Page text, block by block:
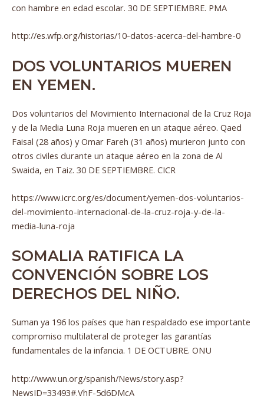
con hambre en edad escolar. 30 DE SEPTIEMBRE. PMA
http://es.wfp.org/historias/10-datos-acerca-del-hambre-0
DOS VOLUNTARIOS MUEREN
EN YEMEN.
Dos voluntarios del Movimiento Internacional de la Cruz Roja
y de la Media Luna Roja mueren en un ataque aéreo. Qaed
Faisal (28 años) y Omar Fareh (31 años) murieron junto con
otros civiles durante un ataque aéreo en la zona de Al
Swaida, en Taiz. 30 DE SEPTIEMBRE. CICR
https://www.icrc.org/es/document/yemen-dos-voluntarios-
del-movimiento-internacional-de-la-cruz-roja-y-de-la-
media-luna-roja
SOMALIA RATIFICA LA
CONVENCIÓN SOBRE LOS
DERECHOS DEL NIÑO.
Suman ya 196 los países que han respaldado ese importante
compromiso multilateral de proteger las garantías
fundamentales de la infancia. 1 DE OCTUBRE. ONU
http://www.un.org/spanish/News/story.asp?
NewsID=33493#.VhF-5d6DMcA